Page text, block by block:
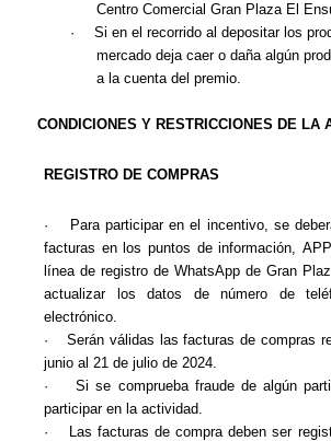
Centro Comercial Gran Plaza El
·
Si en el recorrido al depositar los
mercado deja caer o daña algún
a la cuenta del premio.
CONDICIONES Y RESTRICCIONES DE LA
REGISTRO DE COMPRAS
·
Para participar en el incentivo, se
facturas en los puntos de información,
línea de registro de WhatsApp de Gran
actualizar los datos de número de
electrónico.
·
Serán válidas las facturas de compras
junio al 21 de julio de 2024.
·
Si se comprueba fraude de algún
participar en la actividad.
·
Las facturas de compra deben ser